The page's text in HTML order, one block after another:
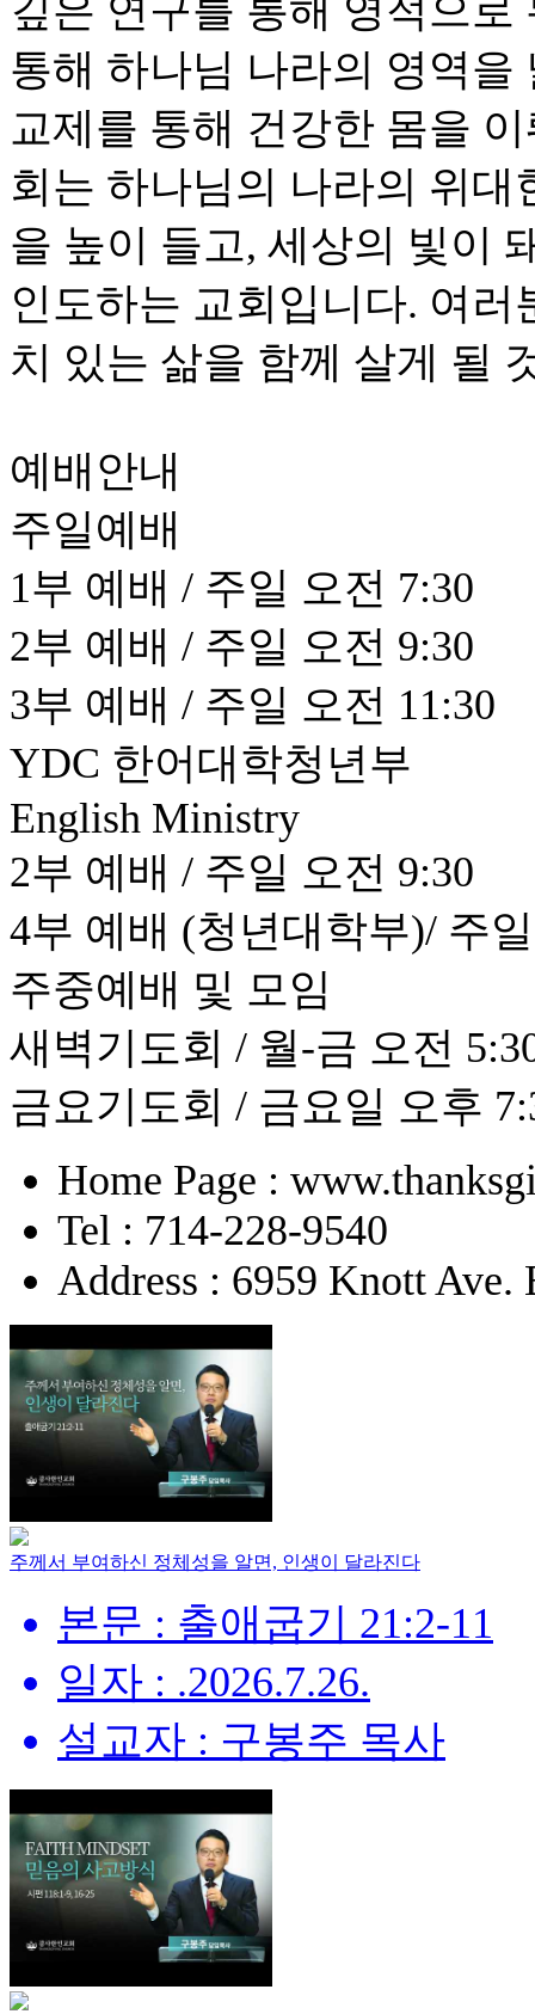
깊은 연구를 통해 영적으
통해 하나님 나라의 영역
교제를 통해 건강한 몸을
회는 하나님의 나라의 위
을 높이 들고, 세상의 빛이
인도하는 교회입니다. 여
치 있는 삶을 함께 살게 될
예배안내
주일예배
1부 예배 / 주일 오전 7:30
2부 예배 / 주일 오전 9:30
3부 예배 / 주일 오전 11:30
YDC 한어대학청년부
English Ministry
2부 예배 / 주일 오전 9:30
4부 예배 (청년대학부)/ 주
주중예배 및 모임
새벽기도회 / 월-금 오전
금요기도회 / 금요일 오후
Home Page :
Tel : 714-228-9540
Address : 6959 Knott Ave.
주께서 부여하신 정체성을 알면, 인생이 달라진다
본문 : 출애굽기 21:2-11
일자 : .2026.7.26.
설교자 : 구봉주 목사